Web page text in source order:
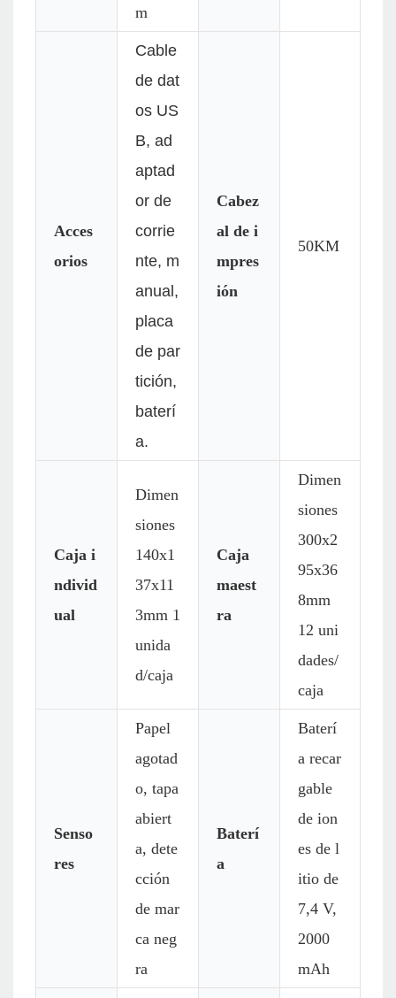
m
Acces
orios
Cable
de dat
os US
B, ad
aptad
or de
corrie
nte, m
anual,
placa
de par
tición,
baterí
a.
Cabez
al de i
mpres
ión
50KM
Caja i
ndivid
ual
Dimen
siones
140x1
37x11
3mm 1
unida
d/caja
Caja
maest
ra
Dimen
siones
300x2
95x36
8mm
12 uni
dades/
caja
Senso
res
Papel
agotad
o, tapa
abiert
a, dete
cción
de mar
ca neg
ra
Baterí
a
Baterí
a recar
gable
de ion
es de l
itio de
7,4 V,
2000
mAh